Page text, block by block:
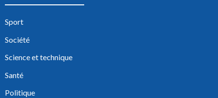
Sport
Société
Science et technique
Santé
Politique